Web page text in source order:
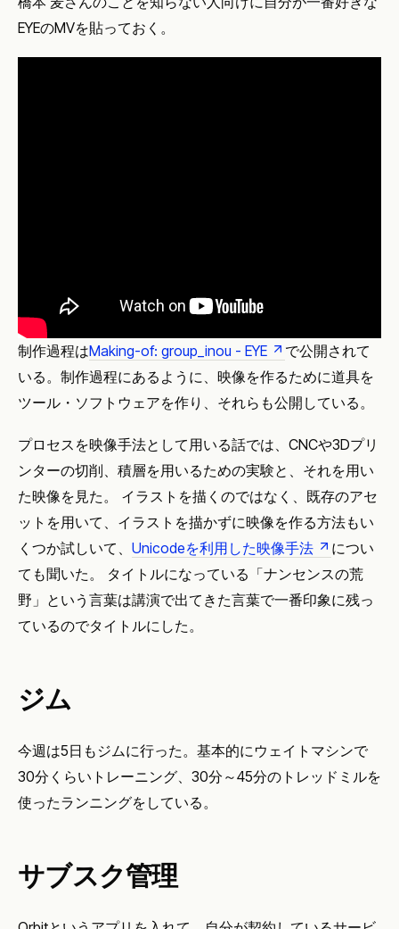
EYEのMVを貼っておく。
制作過程はMaking-of: group_inou - EYE
で公開されて
いる。制作過程にあるように、映像を作るために道具を
ツール・ソフトウェアを作り、それらも公開している。
プロセスを映像手法として用いる話では、CNCや3Dプリ
ンターの切削、積層を用いるための実験と、それを用い
た映像を見た。 イラストを描くのではなく、既存のアセ
ットを用いて、イラストを描かずに映像を作る方法もい
くつか試しいて、 Unicodeを利用した映像手法
につい
ても聞いた。 タイトルになっている「ナンセンスの荒
野」という言葉は講演で出てきた言葉で一番印象に残っ
ているのでタイトルにした。
ジム
今週は5日もジムに行った。基本的にウェイトマシンで
30分くらいトレーニング、30分～45分のトレッドミルを
使ったランニングをしている。
サブスク管理